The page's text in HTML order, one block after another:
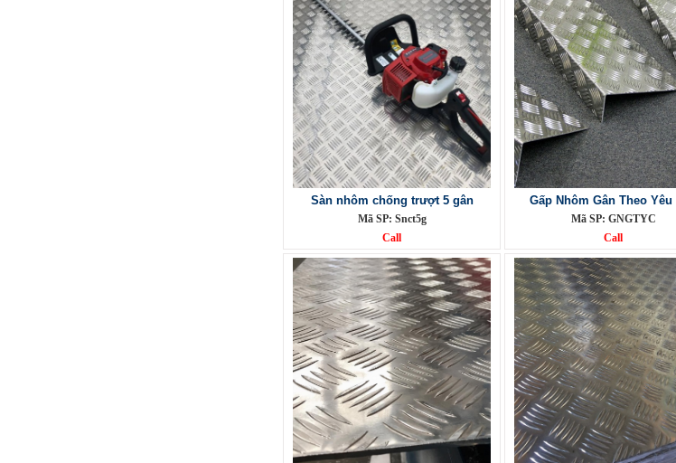
Sàn nhôm chống trượt 5 gân
Mã SP: Snct5g
Call
Gấp Nhôm Gân Theo Yêu
Mã SP: GNGTYC
Call